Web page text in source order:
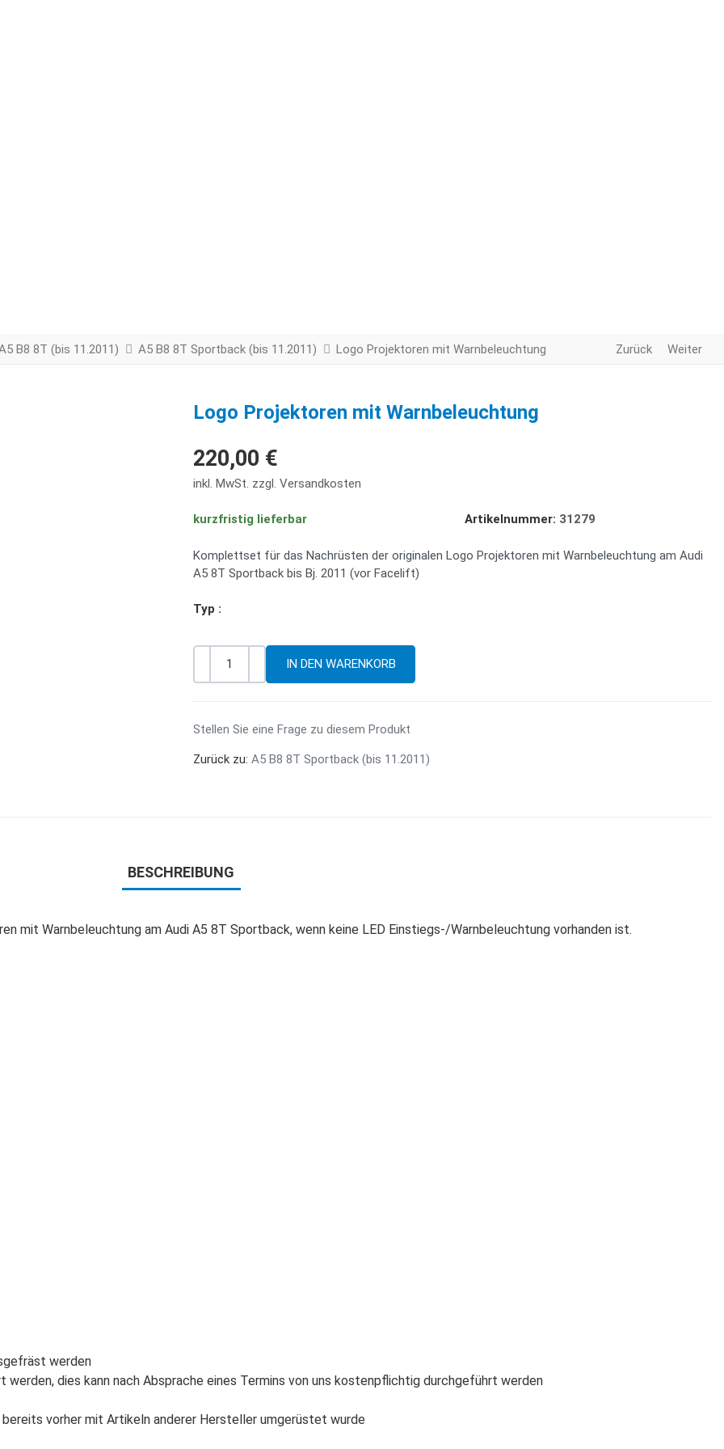
B8 8T (bis 11.2011) A5 B8 8T Sportback (bis 11.2011) Logo Projektoren mit Warnbeleuchtung Zurück Weiter
Logo Projektoren mit Warnbeleuchtung
220,00 €
inkl. MwSt. zzgl. Versandkosten
kurzfristig lieferbar Artikelnummer: 31279
Komplettset für das Nachrüsten der originalen Logo Projektoren mit Warnbeleuchtung am Audi
A5 8T Sportback bis Bj. 2011 (vor Facelift)
Typ :
Stellen Sie eine Frage zu diesem Produkt
Zurück zu: A5 B8 8T Sportback (bis 11.2011)
BESCHREIBUNG
mit Warnbeleuchtung am Audi A5 8T Sportback, wenn keine LED Einstiegs-/Warnbeleuchtung vorhanden ist.
werden
werden, dies kann nach Absprache eines Termins von uns kostenpflichtig durchgeführt werden
vorher mit Artikeln anderer Hersteller umgerüstet wurde